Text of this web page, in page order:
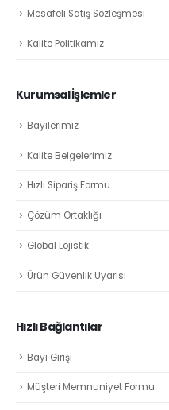
Mesafeli Satış Sözleşmesi
Kalite Politikamız
Kurumsal İşlemler
Bayilerimiz
Kalite Belgelerimiz
Hızlı Sipariş Formu
Çözüm Ortaklığı
Global Lojistik
Ürün Güvenlik Uyarısı
Hızlı Bağlantılar
Bayi Girişi
Müşteri Memnuniyet Formu